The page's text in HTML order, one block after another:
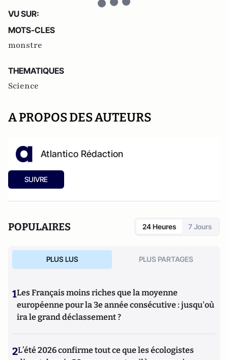
VU SUR:
MOTS-CLES
monstre
THEMATIQUES
Science
A PROPOS DES AUTEURS
Atlantico Rédaction
SUIVRE
POPULAIRES 24 Heures 7 Jours
PLUS LUS PLUS PARTAGES
1Les Français moins riches que la moyenne
européenne pour la 3e année consécutive : jusqu'où
ira le grand déclassement ?
2L’été 2026 confirme tout ce que les écologistes